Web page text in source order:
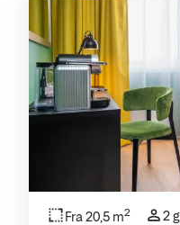
Rommene
Fra 20,5 m2 2